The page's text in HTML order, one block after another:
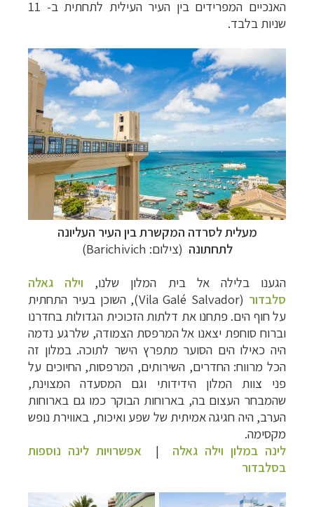
האנכיים המפרידים בין העיר העילית לתחתית ב- 11
שניות בלבד.
מעלית לסרדה המקשרת בין העיר העליונה
לתחתונה (צילום: Barichivich)
הגענו בלילה אל בית המלון שלנו, וילה גאלה
סלבדור (
Vila Galé Salvador), השוכן בעיר התחתית
על חוף הים. פתחנו את דלתות הזכוכית הגדולות בחדרנו
וברוח סוחפת יצאנו אל המרפסת הצמודה, שלרגע נדמה
היה כאילו הים הסוער מתפרץ הישר לתוכה. במלון זה
הכל מרווח: החדרים, השירותים, המרפסות, החיוכים על
פני צוות המלון הידידותי וגם המסעדה המצוינת,
שהמבחר העצום בה, בארוחות הבוקר כמו גם בארוחות
הערב, היה חגיגה אמיתית של שפע ואיכות, באווירת נופש
מקסימה.
לינה במלון וילה גאלה | אפשרויות לינה נוספות
בסלבדור
תכנוןטיולים לדרום ומרכז אמריקה לחצו לרשימת
היעדים »
תכנוןטיולים לצפון אמריקהלחצו לרשימת היעדים »
קרוזים והפלגות נופשלחצו לרשימת היעדים »